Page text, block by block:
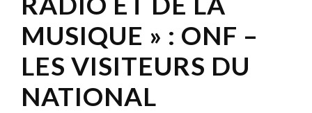
MUSIQUE » : ONF –
LES VISITEURS DU
NATIONAL